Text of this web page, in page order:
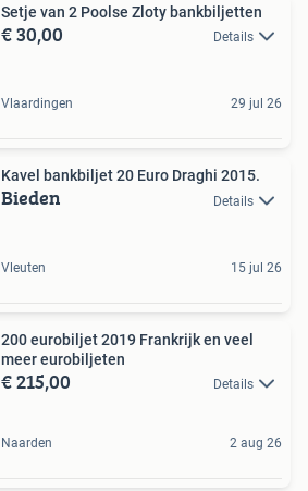
Setje van 2 Poolse Zloty bankbiljetten
€ 30,00 Details
Vlaardingen 29 jul 26
Kavel bankbiljet 20 Euro Draghi 2015.
Bieden Details
Vleuten 15 jul 26
200 eurobiljet 2019 Frankrijk en veel
meer eurobiljeten
€ 215,00 Details
Naarden 2 aug 26